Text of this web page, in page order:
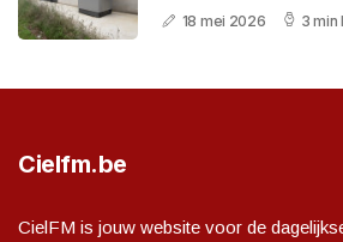
18 mei 2026 3 min
Cielfm.be
CielFM is jouw website voor de